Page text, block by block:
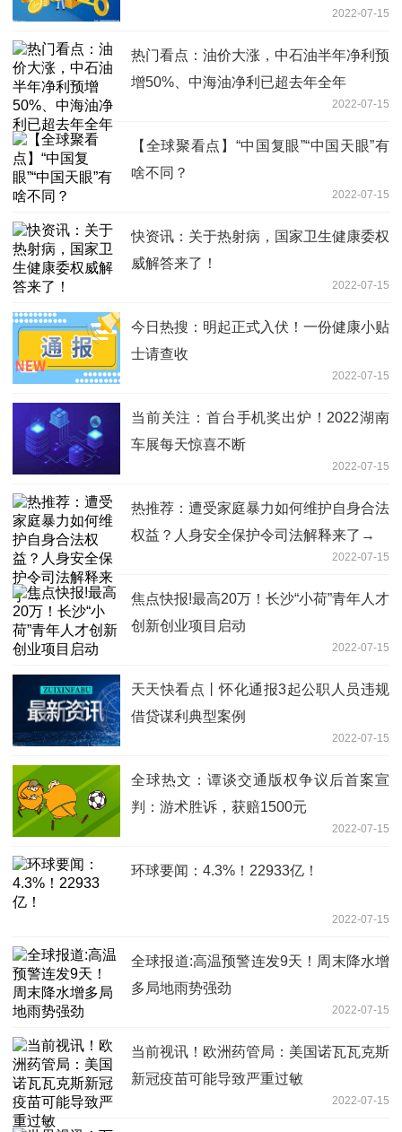
2022-07-15
热门看点：油价大涨，中石油半年净利预
增50%、中海油净利已超去年全年
2022-07-15
【全球聚看点】“中国复眼”“中国天眼”有
啥不同？
2022-07-15
快资讯：关于热射病，国家卫生健康委权
威解答来了！
2022-07-15
今日热搜：明起正式入伏！一份健康小贴
士请查收
2022-07-15
当前关注：首台手机奖出炉！2022湖南
车展每天惊喜不断
2022-07-15
热推荐：遭受家庭暴力如何维护自身合法
权益？人身安全保护令司法解释来了→
2022-07-15
焦点快报!最高20万！长沙“小荷”青年人才
创新创业项目启动
2022-07-15
天天快看点丨怀化通报3起公职人员违规
借贷谋利典型案例
2022-07-15
全球热文：谭谈交通版权争议后首案宣
判：游术胜诉，获赔1500元
2022-07-15
环球要闻：4.3%！22933亿！
2022-07-15
全球报道:高温预警连发9天！周末降水增
多局地雨势强劲
2022-07-15
当前视讯！欧洲药管局：美国诺瓦瓦克斯
新冠疫苗可能导致严重过敏
2022-07-15